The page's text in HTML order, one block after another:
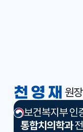
천영재 원장
보건복지부 인
통합치의학과